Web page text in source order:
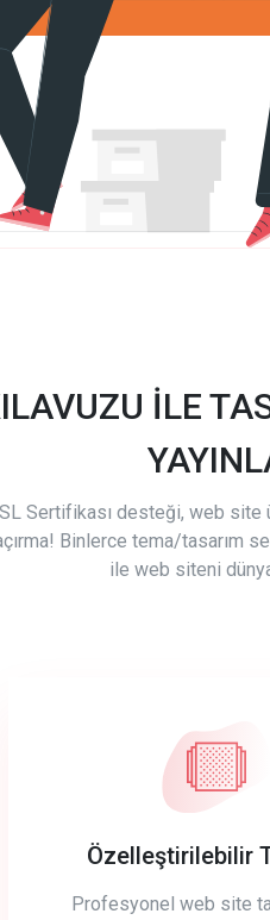
İLE
Sertifikası desteği, web site
Binlerce tema/tasarım
ile web siteni
Özelleştirilebilir
Profesyonel web site